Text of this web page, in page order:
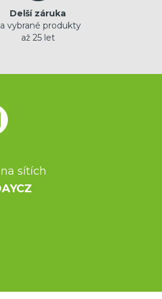
Delší záruka
vybrané produkty
až 25 let
sítích